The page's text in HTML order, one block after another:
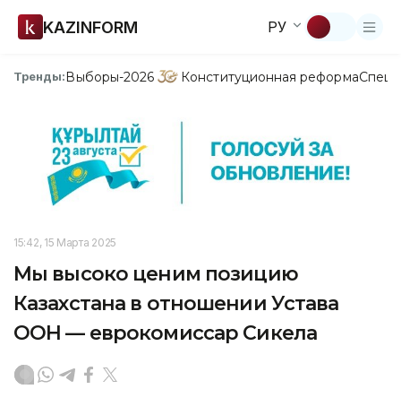
KAZINFORM РУ
Тренды:Выборы-2026 Конституционная реформа
15:42, 15 Марта 2025
Мы высоко ценим позицию
Казахстана в отношении Устава
ООН — еврокомиссар Сикела